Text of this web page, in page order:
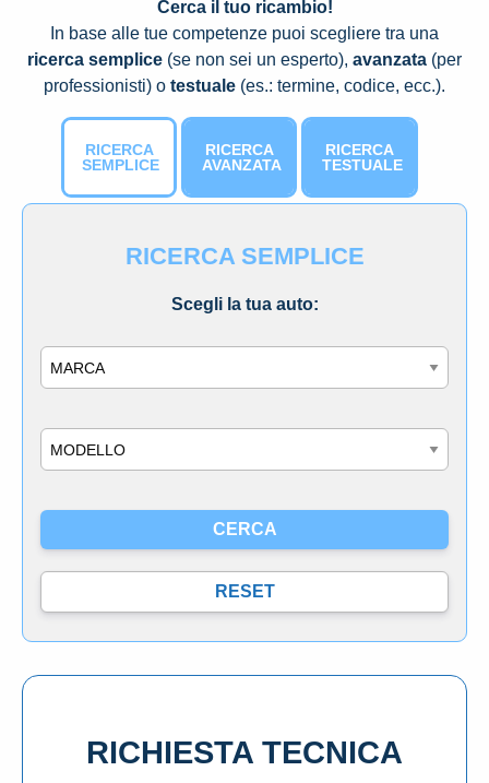
Cerca il tuo ricambio!
In base alle tue competenze puoi scegliere tra una
ricerca semplice (se non sei un esperto), avanzata (per
professionisti) o testuale (es.: termine, codice, ecc.).
RICERCA
SEMPLICE
RICERCA
AVANZATA
RICERCA
TESTUALE
RICERCA SEMPLICE
Scegli la tua auto:
RICHIESTA TECNICA